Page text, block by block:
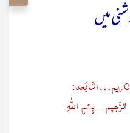
میں
… امَّا بَعد:
۔ بِسْمِ اللّٰہِ